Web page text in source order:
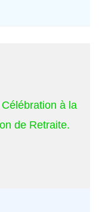
à la
de Retraite.